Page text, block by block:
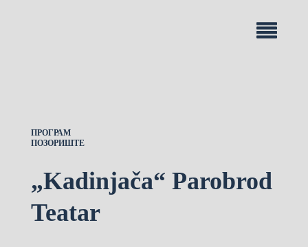
ПРОГРАМ
ПОЗОРИШТЕ
„Kadinjača“ Parobrod
Teatar